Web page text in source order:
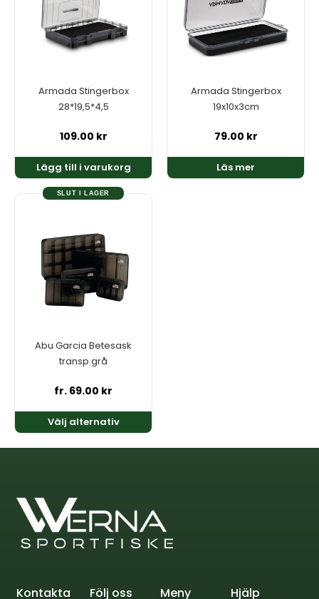
Armada Stingerbox
28*19,5*4,5
109.00 kr
Lägg till i varukorg
Armada Stingerbox
19x10x3cm
79.00 kr
Läs mer
SLUT I LAGER
Abu Garcia Betesask
transp grå
fr. 69.00 kr
Välj alternativ
Den
varianter.
produktsidan
Kontakta
Följ oss Meny Hjälp